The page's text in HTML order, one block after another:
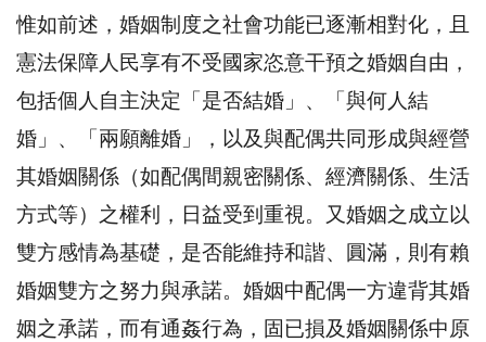
惟如前述，婚姻制度之社會功能已逐漸相對化，且
憲法保障人民享有不受國家恣意干預之婚姻自由，
包括個人自主決定「是否結婚」、「與何人結
婚」、「兩願離婚」，以及與配偶共同形成與經營
其婚姻關係（如配偶間親密關係、經濟關係、生活
方式等）之權利，日益受到重視。又婚姻之成立以
雙方感情為基礎，是否能維持和諧、圓滿，則有賴
婚姻雙方之努力與承諾。婚姻中配偶一方違背其婚
姻之承諾，而有通姦行為，固已損及婚姻關係中原